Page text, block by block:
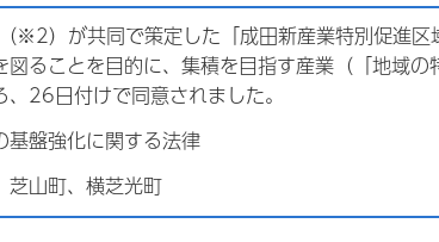
）が共同で策定した「成田新産業特別促進区
ることを目的に、集積を目指す産業（「地域の
26日付けで同意されました。
盤強化に関する法律
山町、横芝光町